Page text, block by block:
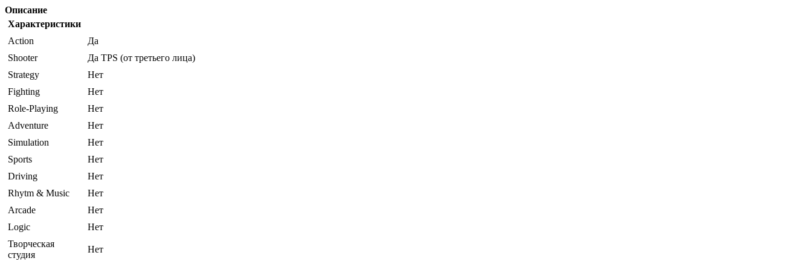
Описание
Характеристики
Action
Да
Shooter
Да TPS (от третьего лица)
Strategy
Нет
Fighting
Нет
Role-Playing
Нет
Adventure
Нет
Simulation
Нет
Sports
Нет
Driving
Нет
Rhytm & Music
Нет
Arcade
Нет
Logic
Нет
Творческая
студия
Нет